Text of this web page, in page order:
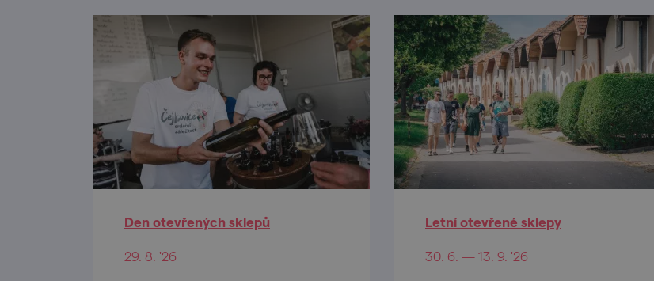
Den otevřených sklepů
29. 8. '26
Letní otevřené sklepy
30. 6. — 13. 9. '26